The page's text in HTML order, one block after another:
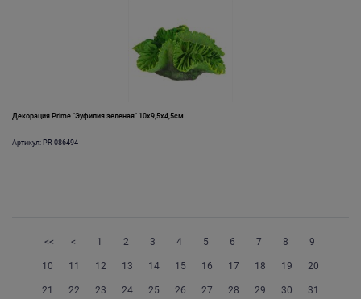
Декорация Prime "Эуфилия зеленая" 10х9,5х4,5см
Артикул: PR-086494
<< < 1 2 3 4 5 6 7 8 9
10 11 12 13 14 15 16 17 18 19 20
21 22 23 24 25 26 27 28 29 30 31